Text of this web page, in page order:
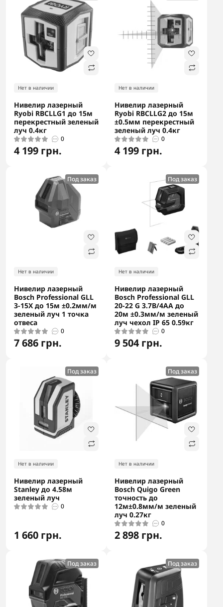
Нет в наличии
Нивелир лазерный
Ryobi RBCLLG1 до 15м
перекрестный зеленый
луч 0.4кг
0
4 199 грн.
Нет в наличии
Нивелир лазерный
Ryobi RBCLLG2 до 15м
±0.5мм перекрестный
зеленый луч 0.4кг
0
4 199 грн.
Под заказ
Нет в наличии
Нивелир лазерный
Bosch Professional GLL
3-15X до 15м ±0.2мм/м
зеленый луч 1 точка
отвеса
0
7 686 грн.
Под заказ
Нет в наличии
Нивелир лазерный
Bosch Professional GLL
20-22 G 3.7В/4АА до
20м ±0.3мм/м зеленый
луч чехол IP 65 0.59кг
0
9 504 грн.
Под заказ
Нет в наличии
Нивелир лазерный
Stanley до 4.58м
зеленый луч
0
1 660 грн.
Под заказ
Нет в наличии
Нивелир лазерный
Bosch Quigo Green
точность до
12м±0.8мм/м зеленый
луч 0.27кг
0
2 898 грн.
Под заказ Под заказ